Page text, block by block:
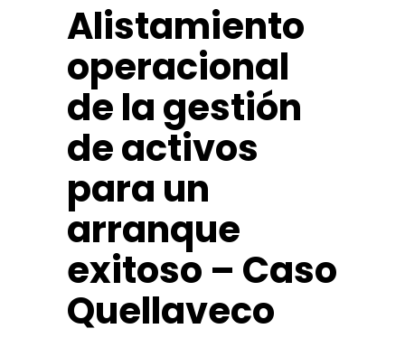
Alistamiento
operacional
de la gestión
de activos
para un
arranque
exitoso – Caso
Quellaveco